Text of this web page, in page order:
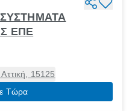
ΣΥΣΤΗΜΑΤΑ
ΕΠΕ
15125
Τώρα